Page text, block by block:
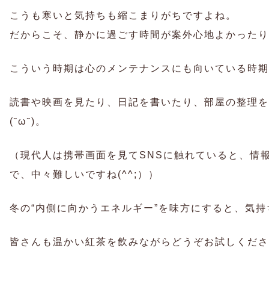
こうも寒いと気持ちも縮こまりがちですよね。
だからこそ、静かに過ごす時間が案外心地よかった
こういう時期は心のメンテナンスにも向いている時
読書や映画を見たり、日記を書いたり、部屋の整理
(˘ω˘)。
（現代人は携帯画面を見てSNSに触れていると、情
で、中々難しいですね(^^;））
冬の“内側に向かうエネルギー”を味方にすると、気
皆さんも温かい紅茶を飲みながらどうぞお試しくだ